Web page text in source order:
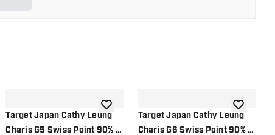
hinzufügen
Target Japan Cathy Leung
Charis G5 Swiss Point 90% -
Zur Wunschliste hinzufügen
Target Japan Cathy Leung
Charis G6 Swiss Point 90% -
Zur